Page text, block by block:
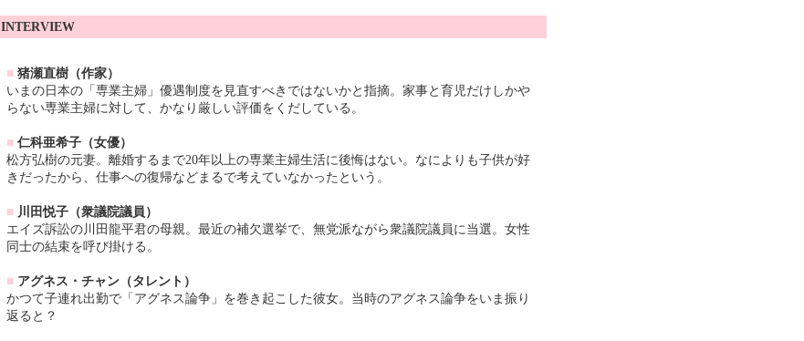
INTERVIEW
■ 猪瀬直樹（作家）
いまの日本の「専業主婦」優遇制度を見直すべきではないかと指摘。家事と育児だけしかや
らない専業主婦に対して、かなり厳しい評価をくだしている。
■ 仁科亜希子（女優）
松方弘樹の元妻。離婚するまで20年以上の専業主婦生活に後悔はない。なによりも子供が好
きだったから、仕事への復帰などまるで考えていなかったという。
■ 川田悦子（衆議院議員）
エイズ訴訟の川田龍平君の母親。最近の補欠選挙で、無党派ながら衆議院議員に当選。女性
同士の結束を呼び掛ける。
■ アグネス・チャン（タレント）
かつて子連れ出勤で「アグネス論争」を巻き起こした彼女。当時のアグネス論争をいま振り
返ると？